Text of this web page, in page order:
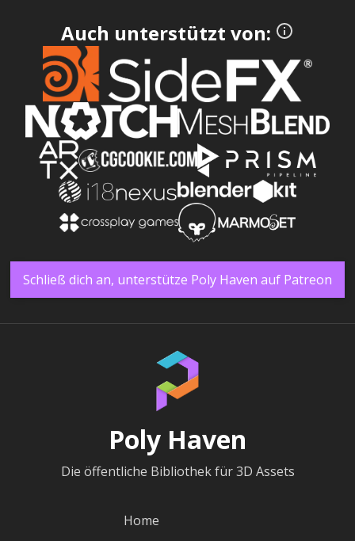
Auch unterstützt von:
Schließ dich an, unterstütze Poly Haven auf Patreon
Poly Haven
Die öffentliche Bibliothek für 3D Assets
Home